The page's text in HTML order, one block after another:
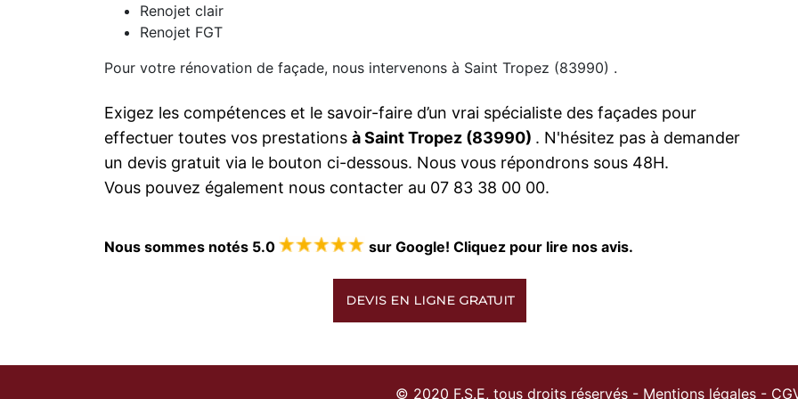
Renojet clair
Renojet FGT
Pour votre rénovation de façade, nous intervenons à Saint Tropez (83990) .
Exigez les compétences et le savoir-faire d’un vrai spécialiste des façades pour
effectuer toutes vos prestations à Saint Tropez (83990) . N'hésitez pas à demander
un devis gratuit via le bouton ci-dessous. Nous vous répondrons sous 48H.
Vous pouvez également nous contacter au 07 83 38 00 00.
Nous sommes notés 5.0 sur Google! Cliquez pour lire nos avis.
DEVIS EN LIGNE GRATUIT
© 2020 F.S.E, tous droits réservés - Mentions légales-